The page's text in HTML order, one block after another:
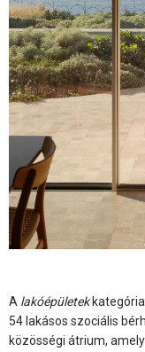
A lakóépületek
54 lakásos szociális
közösségi átrium,